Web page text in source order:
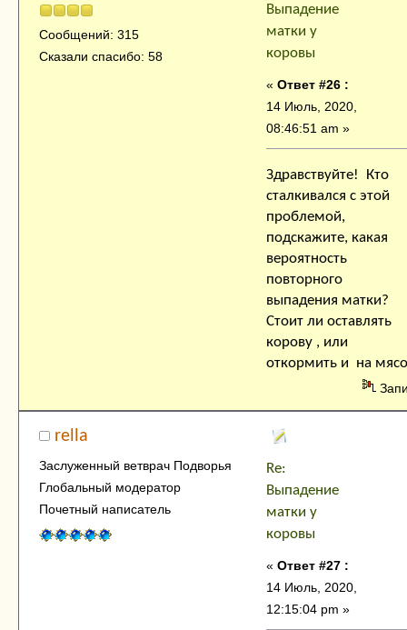
Сообщений: 315
Сказали спасибо: 58
Выпадение
матки у
коровы
« Ответ #26 :
14 Июль, 2020,
08:46:51 am »
Здравствуйте! Кто
сталкивался с этой
проблемой,
подскажите, какая
вероятность
повторного
выпадения матки?
Стоит ли оставлять
корову , или
откормить и на
rella
Заслуженный ветврач Подворья
Глобальный модератор
Почетный написатель
Re:
Выпадение
матки у
коровы
« Ответ #27 :
14 Июль, 2020,
12:15:04 pm »